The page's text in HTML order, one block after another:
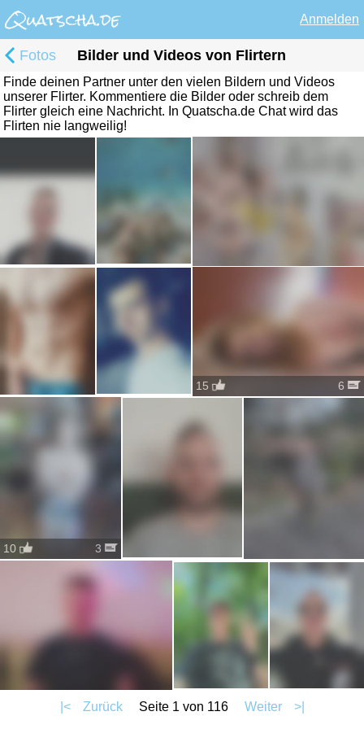
Anmelden
Fotos Bilder und Videos von Flirtern
Finde deinen Partner unter den vielen Bildern und Videos
unserer Flirter. Kommentiere die Bilder oder schreib dem
Flirter gleich eine Nachricht. In Quatscha.de Chat wird das
Flirten nie langweilig!
6
15
3
10
|< Zurück Seite 1 von 116 Weiter >|